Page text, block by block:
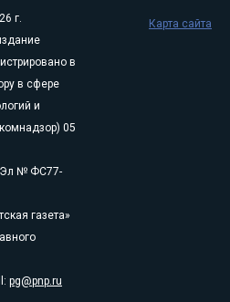
г.
в
в сфере
и
05
Эл № ФС77-
газета»
pg@pnp.ru
Карта сайта